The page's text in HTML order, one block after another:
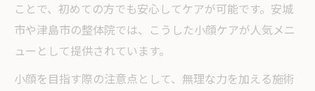
ことで、初めての方でも安心してケアが可能です。安城
市や津島市の整体院では、こうした小顔ケアが人気メニ
ューとして提供されています。
小顔を目指す際の注意点として、無理な力を加える施術